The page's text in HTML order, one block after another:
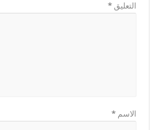
التعليق*
الاسم*